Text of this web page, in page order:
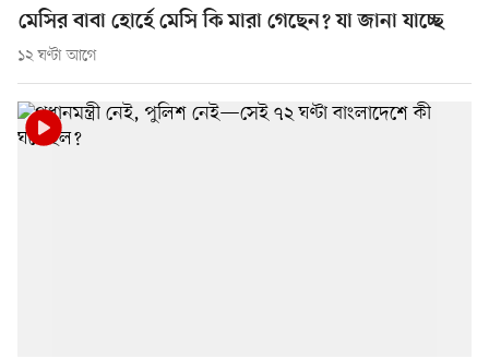
মেসির বাবা হোর্হে মেসি কি মারা গেছেন? যা জানা যাচ্ছে
১২ ঘণ্টা আগে